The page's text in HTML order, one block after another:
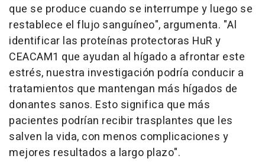
que se produce cuando se interrumpe y luego se
restablece el flujo sanguíneo", argumenta. "Al
identificar las proteínas protectoras HuR y
CEACAM1 que ayudan al hígado a afrontar este
estrés, nuestra investigación podría conducir a
tratamientos que mantengan más hígados de
donantes sanos. Esto significa que más
pacientes podrían recibir trasplantes que les
salven la vida, con menos complicaciones y
mejores resultados a largo plazo".